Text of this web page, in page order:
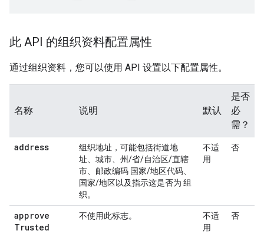
此 API 的组织资料配置属性
通过组织资料，您可以使用 API 设置以下配置属性。
名称 说明 默认
是否
必
需？
address
组织地址，可能包括街道地
址、城市、州/省/自治区/直辖
市、邮政编码 国家/地区代码、
国家/地区以及指示这是否为 组
织。
不适
用
否
approve
Trusted
不使用此标志。
不适
用
否